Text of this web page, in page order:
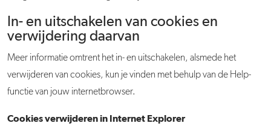
In- en uitschakelen van cookies en
verwijdering daarvan
Meer informatie omtrent het in- en uitschakelen, alsmede het
verwijderen van cookies, kun je vinden met behulp van de Help-
functie van jouw internetbrowser.
Cookies verwijderen in Internet Explorer